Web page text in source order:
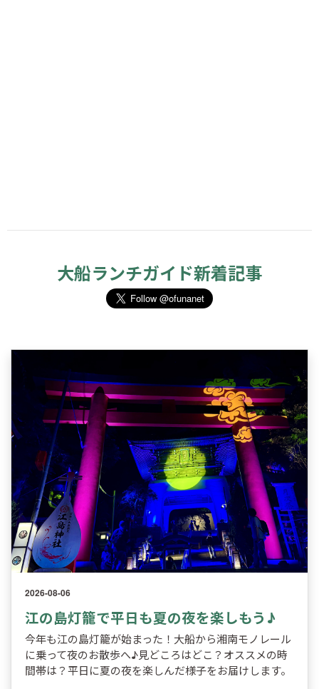
大船ランチガイド新着記事
2026-08-06
江の島灯籠で平日も夏の夜を楽しもう♪
今年も江の島灯籠が始まった！大船から湘南モノレール
に乗って夜のお散歩へ♪見どころはどこ？オススメの時
間帯は？平日に夏の夜を楽しんだ様子をお届けします。